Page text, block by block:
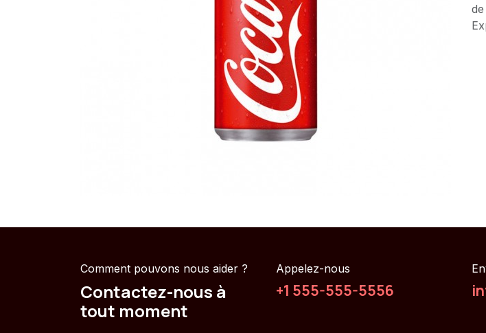
Comment pouvons nous aider ?
Contactez-nous à
tout moment
Appelez-nous
+1 555-555-5556